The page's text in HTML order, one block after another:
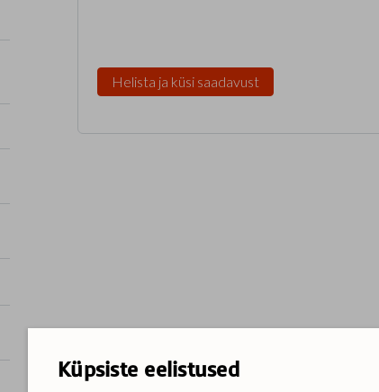
Küpsiste eelistused
Helista ja küsi saadavust